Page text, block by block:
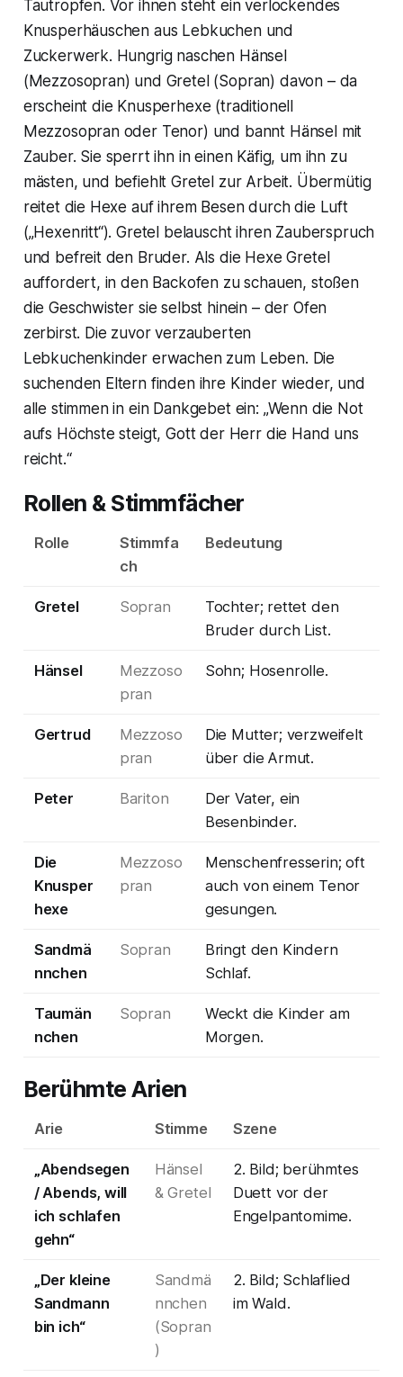
Tautropfen. Vor ihnen steht ein verlockendes
Knusperhäuschen aus Lebkuchen und
Zuckerwerk. Hungrig naschen Hänsel
(Mezzosopran) und Gretel (Sopran) davon – da
erscheint die Knusperhexe (traditionell
Mezzosopran oder Tenor) und bannt Hänsel mit
Zauber. Sie sperrt ihn in einen Käfig, um ihn zu
mästen, und befiehlt Gretel zur Arbeit. Übermütig
reitet die Hexe auf ihrem Besen durch die Luft
(„Hexenritt“). Gretel belauscht ihren Zauberspruch
und befreit den Bruder. Als die Hexe Gretel
auffordert, in den Backofen zu schauen, stoßen
die Geschwister sie selbst hinein – der Ofen
zerbirst. Die zuvor verzauberten
Lebkuchenkinder erwachen zum Leben. Die
suchenden Eltern finden ihre Kinder wieder, und
alle stimmen in ein Dankgebet ein: „Wenn die Not
aufs Höchste steigt, Gott der Herr die Hand uns
reicht.“
Rollen & Stimmfächer
Rolle
Stimmfa
ch
Bedeutung
Gretel Sopran
Tochter; rettet den
Bruder durch List.
Hänsel
Mezzoso
pran
Sohn; Hosenrolle.
Gertrud
Mezzoso
pran
Die Mutter; verzweifelt
über die Armut.
Peter Bariton
Der Vater, ein
Besenbinder.
Die
Knusper
hexe
Mezzoso
pran
Menschenfresserin; oft
auch von einem Tenor
gesungen.
Sandmä
nnchen
Sopran
Bringt den Kindern
Schlaf.
Taumän
nchen
Sopran
Weckt die Kinder am
Morgen.
Berühmte Arien
Arie Stimme Szene
„Abendsegen
/ Abends, will
ich schlafen
gehn“
Hänsel
& Gretel
2. Bild; berühmtes
Duett vor der
Engelpantomime.
„Der kleine
Sandmann
bin ich“
Sandmä
nnchen
(Sopran
)
2. Bild; Schlaflied
im Wald.